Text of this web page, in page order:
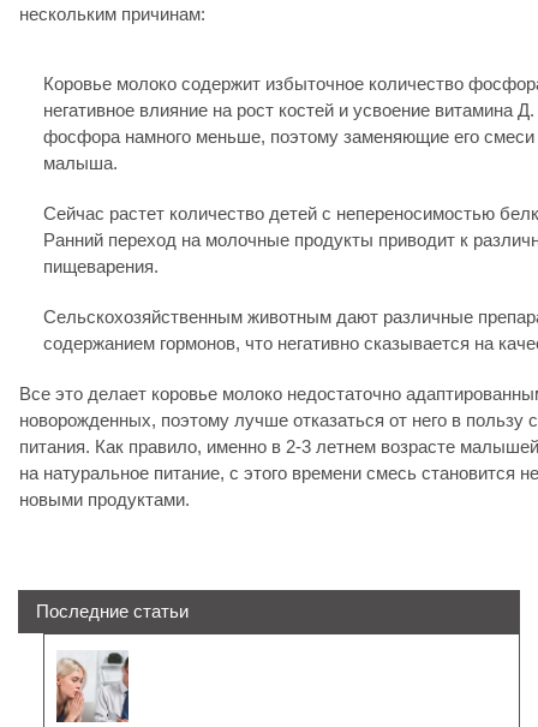
нескольким причинам:
Коровье молоко содержит избыточное количество
негативное влияние на рост костей и усвоение витамина
фосфора намного меньше, поэтому заменяющие его
малыша.
Сейчас растет количество детей с непереносимостью
Ранний переход на молочные продукты приводит к
пищеварения.
Сельскохозяйственным животным дают различные
содержанием гормонов, что негативно сказывается на
Все это делает коровье молоко недостаточно
новорожденных, поэтому лучше отказаться от него в пользу
питания. Как правило, именно в 2-3 летнем возрасте
на натуральное питание, с этого времени смесь становится
новыми продуктами.
Последние статьи